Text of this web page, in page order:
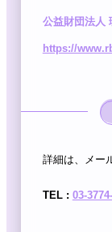
公益財団法⼈
https://
詳細は、メー
TEL : 03-